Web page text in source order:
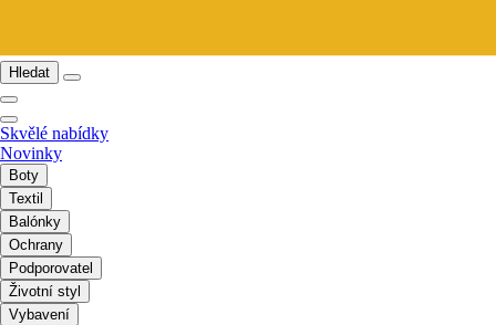
Hledat
Skvělé nabídky
Novinky
Boty
Textil
Balónky
Ochrany
Podporovatel
Životní styl
Vybavení